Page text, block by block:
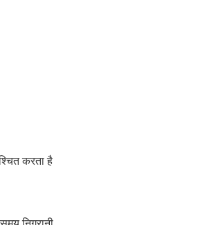
करता है